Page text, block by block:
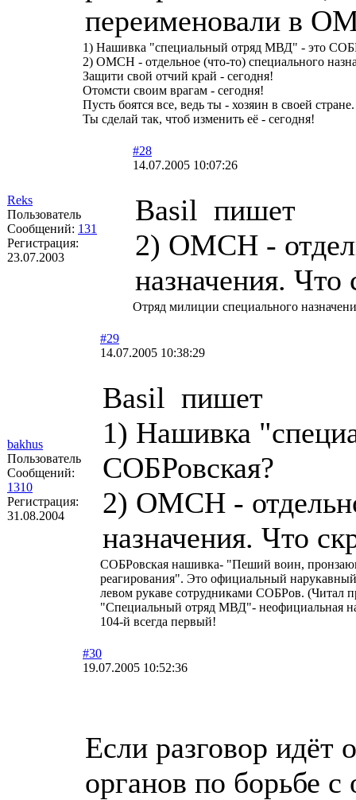
переименовали в
1) Нашивка "специальный отряд МВД" - это
2) ОМСН - отдельное (что-то) специального
Защити свой отчий край - сегодня!
Отомсти своим врагам - сегодня!
Пусть боятся все, ведь ты - хозяин в своей стране.
Ты сделай так, чтоб изменить её - сегодня!
Reks
Пользователь
Сообщений: 131
Регистрация:
23.07.2003
#28
14.07.2005 10:07:26
Basil пишет
2) ОМСН -
назначения.
Отряд милиции специального
bakhus
Пользователь
Сообщений:
1310
Регистрация:
31.08.2004
#29
14.07.2005 10:38:29
Basil пишет
1) Нашивка
СОБРовская?
2) ОМСН -
назначения. Что
СОБРовская нашивка- "Пеший воин,
реагирования". Это официальный
левом рукаве сотрудниками СОБРов.
"Специальный отряд МВД"- неофициальная
104-й всегда первый!
#30
19.07.2005 10:52:36
Если разговор идёт
органов по борьбе